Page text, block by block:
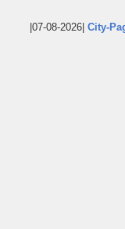
|07-08-2026| City-